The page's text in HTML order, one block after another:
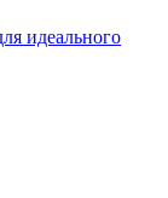
идеального